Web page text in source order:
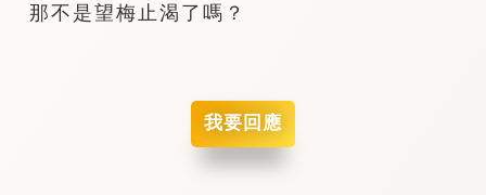
那不是望梅止渴了嗎？
我要回應